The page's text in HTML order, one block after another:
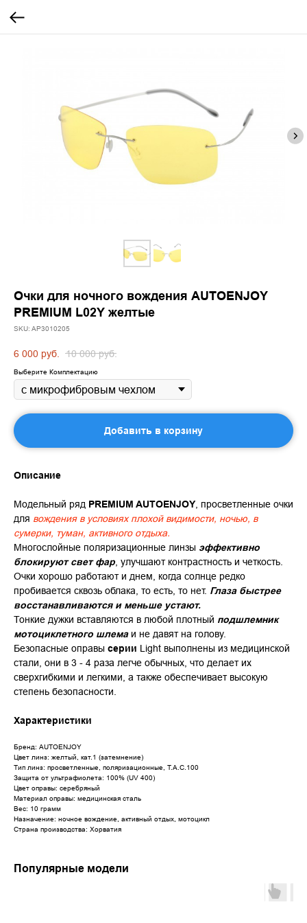
Очки для ночного вождения AUTOENJOY
PREMIUM L02Y желтые
SKU: AP3010205
6 000 руб. 10 000 руб.
Выберите Комплектацию
Добавить в корзину
Описание
Модельный ряд PREMIUM AUTOENJOY, просветленные очки
для вождения в условиях плохой видимости, ночью, в
сумерки, туман, активного отдыха.
Многослойные поляризационные линзы эффективно
блокируют свет фар , улучшают контрастность и четкость.
Очки хорошо работают и днем, когда солнце редко
пробивается сквозь облака, то есть, то нет. Глаза быстрее
восстанавливаются и меньше устают.
Тонкие дужки вставляются в любой плотный подшлемник
мотоциклетного шлемаи не давят на голову.
Безопасные оправы серии Light выполнены из медицинской
стали, они в 3 - 4 раза легче обычных, что делает их
сверхгибкими и легкими, а также обеспечивает высокую
степень безопасности.
Характеристики
Бренд: AUTOENJOY
Цвет линз: желтый, кат.1 (затемнение)
Тип линз: просветленные, поляризационные, Т.А.С.100
Защита от ультрафиолета: 100% (UV 400)
Цвет оправы: серебряный
Материал оправы: медицинская сталь
Вес: 10 грамм
Назначение: ночное вождение, активный отдых, мотоцикл
Страна производства: Хорватия
Популярные модели